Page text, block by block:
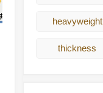
heavyweight
thickness